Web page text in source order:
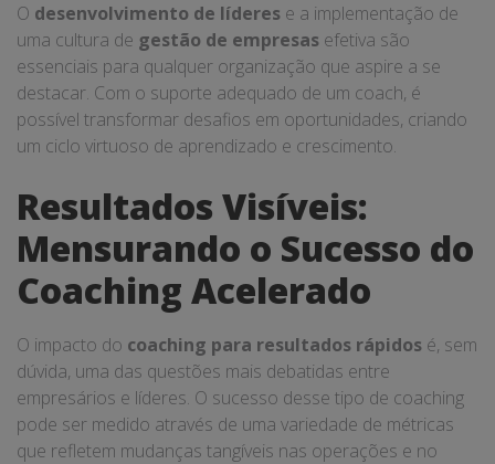
O desenvolvimento de líderes e a implementação de
uma cultura de gestão de empresas efetiva são
essenciais para qualquer organização que aspire a se
destacar. Com o suporte adequado de um coach, é
possível transformar desafios em oportunidades, criando
um ciclo virtuoso de aprendizado e crescimento.
Resultados Visíveis:
Mensurando o Sucesso do
Coaching Acelerado
O impacto do coaching para resultados rápidos é, sem
dúvida, uma das questões mais debatidas entre
empresários e líderes. O sucesso desse tipo de coaching
pode ser medido através de uma variedade de métricas
que refletem mudanças tangíveis nas operações e no